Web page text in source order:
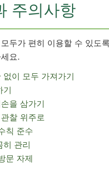
주의사항
두가 편히 이용할 수 있도
요.
이 모두 가져가기
을 삼가기
찰 위주로
칙 준수
관리
문 자제